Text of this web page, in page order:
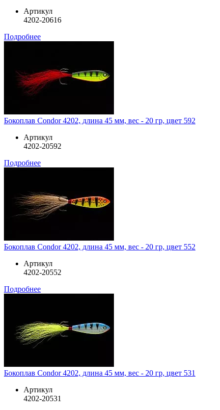
Артикул
4202-20616
Подробнее
Бокоплав Condor 4202, длина 45 мм, вес - 20 гр, цвет 592
Артикул
4202-20592
Подробнее
Бокоплав Condor 4202, длина 45 мм, вес - 20 гр, цвет 552
Артикул
4202-20552
Подробнее
Бокоплав Condor 4202, длина 45 мм, вес - 20 гр, цвет 531
Артикул
4202-20531